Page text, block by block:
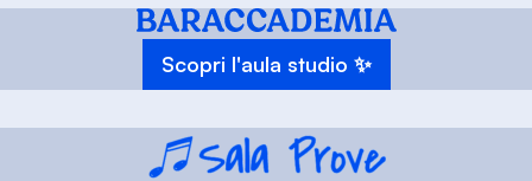
Scopri l'aula studio ✨